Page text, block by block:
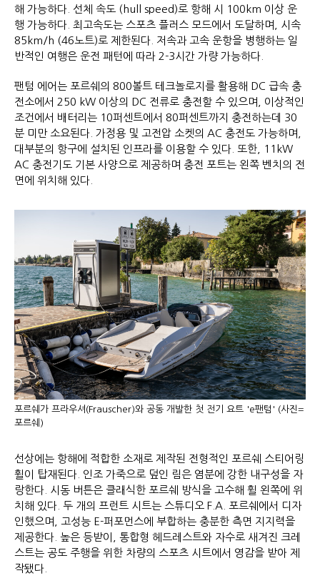
해 가능하다. 선체 속도 (hull speed)로 항해 시 100km 이상 운
행 가능하다. 최고속도는 스포츠 플러스 모드에서 도달하며, 시속
85km/h (46노트)로 제한된다. 저속과 고속 운항을 병행하는 일
반적인 여행은 운전 패턴에 따라 2-3시간 가량 가능하다.
팬텀 에어는 포르쉐의 800볼트 테크놀로지를 활용해 DC 급속 충
전소에서 250 kW 이상의 DC 전류로 충전할 수 있으며, 이상적인
조건에서 배터리는 10퍼센트에서 80퍼센트까지 충전하는데 30
분 미만 소요된다. 가정용 및 고전압 소켓의 AC 충전도 가능하며,
대부분의 항구에 설치된 인프라를 이용할 수 있다. 또한, 11kW
AC 충전기도 기본 사양으로 제공하며 충전 포트는 왼쪽 벤치의 전
면에 위치해 있다.
포르쉐가 프라우셔(Frauscher)와 공동 개발한 첫 전기 요트 'e팬텀' (사진=
포르쉐)
선상에는 항해에 적합한 소재로 제작된 전형적인 포르쉐 스티어링
휠이 탑재된다. 인조 가죽으로 덮인 림은 염분에 강한 내구성을 자
랑한다. 시동 버튼은 클래식한 포르쉐 방식을 고수해 휠 왼쪽에 위
치해 있다. 두 개의 프런트 시트는 스튜디오 F.A. 포르쉐에서 디자
인했으며, 고성능 E-퍼포먼스에 부합하는 충분한 측면 지지력을
제공한다. 높은 등받이, 통합형 헤드레스트와 자수로 새겨진 크레
스트는 공도 주행을 위한 차량의 스포츠 시트에서 영감을 받아 제
작됐다.